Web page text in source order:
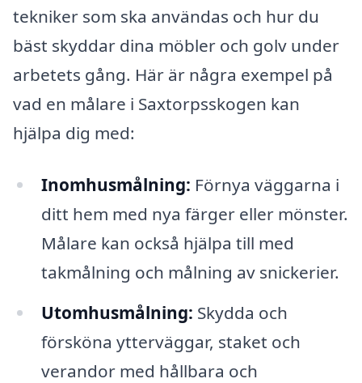
tekniker som ska användas och hur du
bäst skyddar dina möbler och golv under
arbetets gång. Här är några exempel på
vad en målare i Saxtorpsskogen kan
hjälpa dig med:
Inomhusmålning: Förnya väggarna i
ditt hem med nya färger eller mönster.
Målare kan också hjälpa till med
takmålning och målning av snickerier.
Utomhusmålning: Skydda och
försköna ytterväggar, staket och
verandor med hållbara och